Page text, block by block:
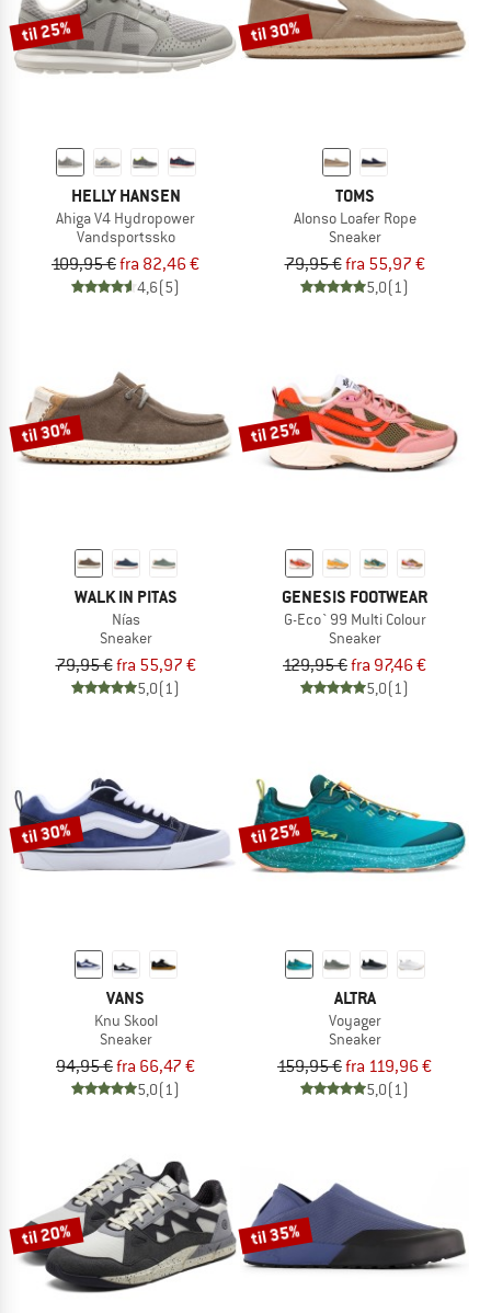
til 25%
HELLY HANSEN
Ahiga V4 Hydropower
Vandsportssko
109,95 €fra 82,46 €
4,6(5)
til 30%
TOMS
Alonso Loafer Rope
Sneaker
79,95 €fra 55,97 €
5,0(1)
til 30%
WALK IN PITAS
Nías
Sneaker
79,95 €fra 55,97 €
5,0(1)
til 25%
GENESIS FOOTWEAR
G-Eco`99 Multi Colour
Sneaker
129,95 €fra 97,46 €
5,0(1)
til 30%
VANS
Knu Skool
Sneaker
94,95 €fra 66,47 €
5,0(1)
til 25%
ALTRA
Voyager
Sneaker
159,95 €fra 119,96 €
5,0(1)
til 20% til 35%